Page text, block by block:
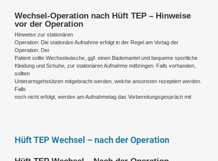
Wechsel-Operation nach Hüft TEP – Hinweise
vor der Operation
Hinweise zur stationären
Operation: Die stationäre Aufnahme erfolgt in der Regel am Vortag der
Operation. Der
Patient sollte Wechselwäsche, ggf. einen Bademantel und bequeme sportliche
Kleidung und Schuhe, zur stationären Aufnahme mitbringen. Falls vorhanden,
sollten
Unterarmgehstützen mitgebracht werden, welche ansonsten rezeptiert werden.
Falls
noch nicht erfolgt, werden am Aufnahmetag das Vorbereitungsgespräch mit
Hüft TEP Wechsel – nach der Operation